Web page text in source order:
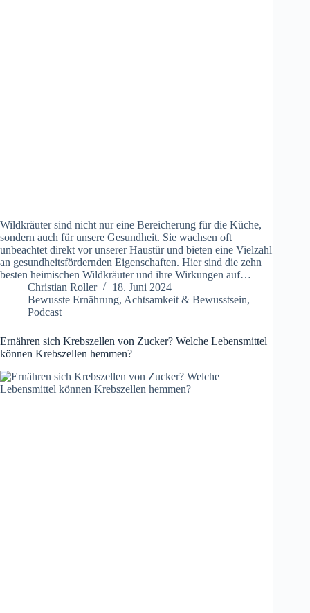
Wildkräuter sind nicht nur eine Bereicherung für die Küche,
sondern auch für unsere Gesundheit. Sie wachsen oft
unbeachtet direkt vor unserer Haustür und bieten eine Vielzahl
an gesundheitsfördernden Eigenschaften. Hier sind die zehn
besten heimischen Wildkräuter und ihre Wirkungen auf…
Christian Roller
18. Juni 2024
Bewusste Ernährung, Achtsamkeit & Bewusstsein,
Podcast
Ernähren sich Krebszellen von Zucker? Welche Lebensmittel
können Krebszellen hemmen?